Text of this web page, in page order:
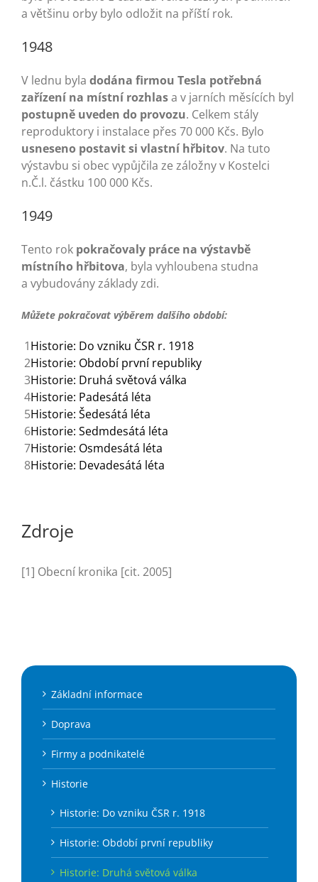
a většinu orby bylo odložit na příští rok.
1948
V lednu byla dodána firmou Tesla potřebná
zařízení na místní rozhlasa v jarních měsících byl
postupně uveden do provozu. Celkem stály
reproduktory i instalace přes 70 000 Kčs. Bylo
usneseno postavit si vlastní hřbitov. Na tuto
výstavbu si obec vypůjčila ze záložny v Kostelci
n.Č.l. částku 100 000 Kčs.
1949
Tento rok pokračovaly práce na výstavbě
místního hřbitova, byla vyhloubena studna
a vybudovány základy zdi.
Můžete pokračovat výběrem dalšího období:
1Historie: Do vzniku ČSR r. 1918
2Historie: Období první republiky
3Historie: Druhá světová válka
4Historie: Padesátá léta
5Historie: Šedesátá léta
6Historie: Sedmdesátá léta
7Historie: Osmdesátá léta
8Historie: Devadesátá léta
Zdroje
[1] Obecní kronika [cit. 2005]
Základní informace
Doprava
Firmy a podnikatelé
Historie
Historie: Do vzniku ČSR r. 1918
Historie: Období první republiky
Historie: Druhá světová válka